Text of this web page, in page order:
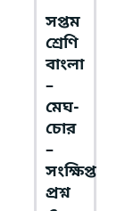
সপ্তম
শ্রেণি
বাংলা
–
মেঘ-
চোর
–
সংক্ষিপ্ত
প্রশ্ন